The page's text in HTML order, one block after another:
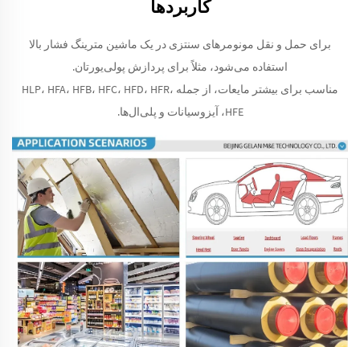
کاربردها
برای حمل و نقل مونومرهای سنتزی در یک ماشین مترینگ فشار بالا
استفاده می‌شود، مثلاً برای پردازش پولی‌یورتان.
مناسب برای بیشتر مایعات، از جمله HLP، HFA، HFB، HFC، HFD، HFR،
HFE، آیزوسیانات و پلی‌ال‌ها.